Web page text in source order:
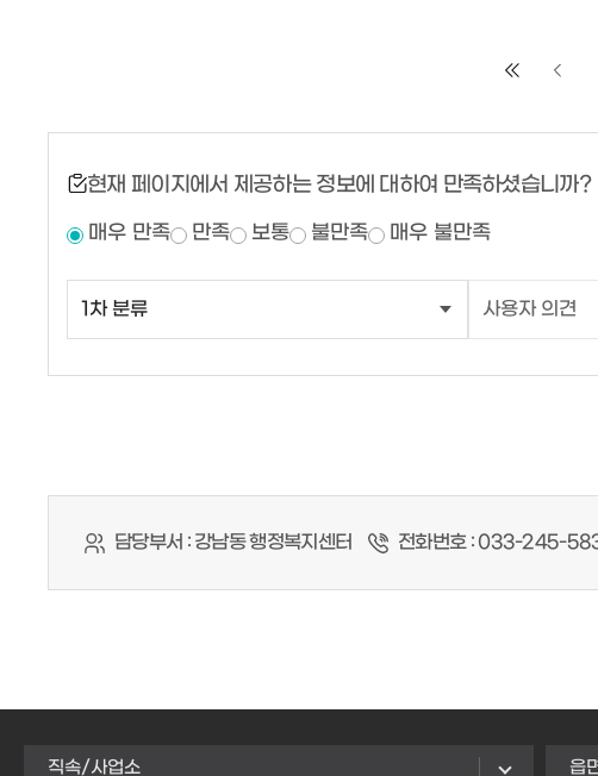
현재 페이지에서 제공하는 정보에 대하여 만족하셨습니까?
매우 만족 만족 보통 불만족 매우 불만족
담당부서 :강남동 행정복지센터 전화번호 :033-245-
직속/사업소 읍